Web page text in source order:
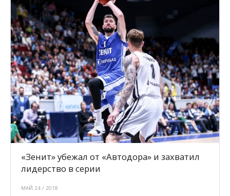
«Зенит» убежал от «Автодора» и захватил
лидерство в серии
МАЙ 24 / 2018